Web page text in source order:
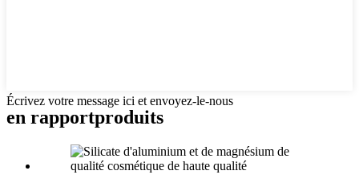
Écrivez votre message ici et envoyez-le-nous
en rapportproduits